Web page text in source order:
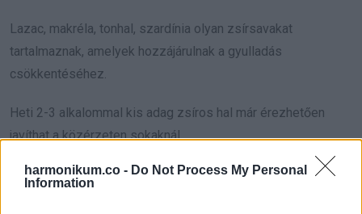
harmonikum.co - Do Not Process My Personal
Information
Lazac, makréla, tonhal, szardínia olyan zsírsavakat
tartalmaznak, amelyek hozzájárulnak a gyulladás
csökkentéséhez.
Heti 2-3 alkalommal kis adag zsíros hal már érezhetően
javíthat a közérzeten sokaknál.
Hüvelyesek és teljes értékű